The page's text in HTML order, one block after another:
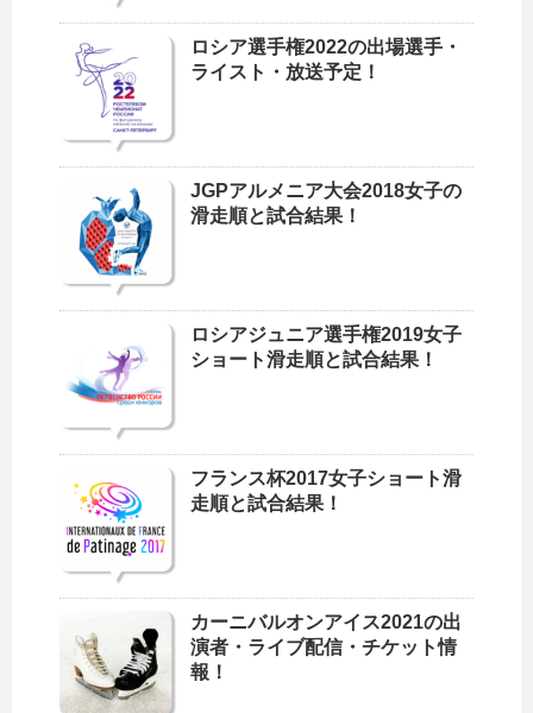
ロシア選手権2022の出場選手・
ライスト・放送予定！
JGPアルメニア大会2018女子の
滑走順と試合結果！
ロシアジュニア選手権2019女子
ショート滑走順と試合結果！
フランス杯2017女子ショート滑
走順と試合結果！
カーニバルオンアイス2021の出
演者・ライブ配信・チケット情
報！